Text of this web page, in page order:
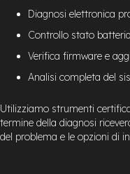
Diagnosi elettronica
Controllo stato
Verifica firmware e
Analisi completa del
Utilizziamo strumenti
termine della diagnosi
del problema e le opzioni di